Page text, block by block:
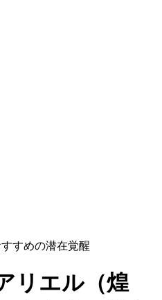
すめの潜在覚醒
リエル（煌